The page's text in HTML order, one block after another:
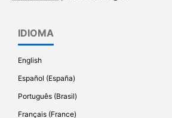
IDIOMA
English
Español (España)
Português (Brasil)
Français (France)